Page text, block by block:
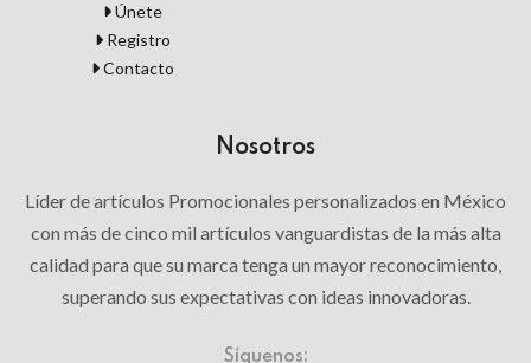
Únete
Registro
Contacto
Nosotros
Líder de artículos Promocionales personalizados en México
con más de cinco mil artículos vanguardistas de la más alta
calidad para que su marca tenga un mayor reconocimiento,
superando sus expectativas con ideas innovadoras.
Síguenos: